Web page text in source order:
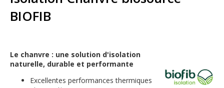
BOIS
DÉCORATIF
ET SOL
MENUISERIE
BIOFIB
Le chanvre : une solution d'isolation
naturelle, durable et performante
Excellentes performances thermiques